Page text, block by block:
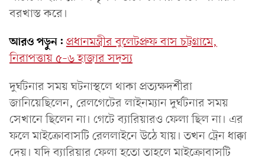
বরখাস্ত করে।
আরও পড়ুন: প্রধানমন্ত্রীর বুলেটপ্রুফ বাস চট্টগ্রামে,
নিরাপত্তায় ৫–৬ হাজার সদস্য
দুর্ঘটনার সময় ঘটনাস্থলে থাকা প্রত্যক্ষদর্শীরা
জানিয়েছিলেন, রেলগেটের লাইনম্যান দুর্ঘটনার সময়
সেখানে ছিলেন না। গেটে ব্যারিয়ারও ফেলা ছিল না। এর
ফলে মাইক্রোবাসটি রেললাইনে উঠে যায়। তখন ট্রেন ধাক্কা
দেয়। যদি ব্যারিয়ার ফেলা হতো তাহলে মাইক্রোবাসটি